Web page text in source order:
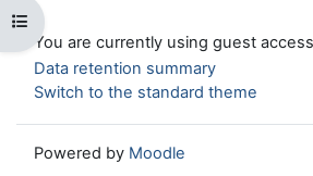
Open course index
You are currently using guest
Data retention summary
Switch to the standard theme
Powered by Moodle